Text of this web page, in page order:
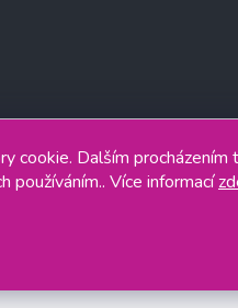
cookie. Dalším
používáním.. Více informací